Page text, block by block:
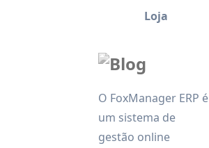
O FoxManager ERP é
um sistema de
gestão online
Loja